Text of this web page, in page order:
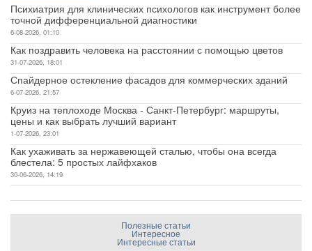
Психиатрия для клинических психологов как инструмент более
точной дифференциальной диагностики
6-08-2026, 01:10
Как поздравить человека на расстоянии с помощью цветов
31-07-2026, 18:01
Спайдерное остекление фасадов для коммерческих зданий
6-07-2026, 21:57
Круиз на теплоходе Москва - Санкт-Петербург: маршруты,
цены и как выбрать лучший вариант
1-07-2026, 23:01
Как ухаживать за нержавеющей сталью, чтобы она всегда
блестела: 5 простых лайфхаков
30-06-2026, 14:19
Полезные статьи
Интересное
Интересные статьи